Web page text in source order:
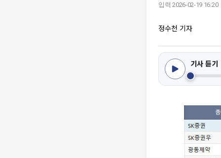
입력 2026-02-19 16:20
정수천 기자
기사 듣기